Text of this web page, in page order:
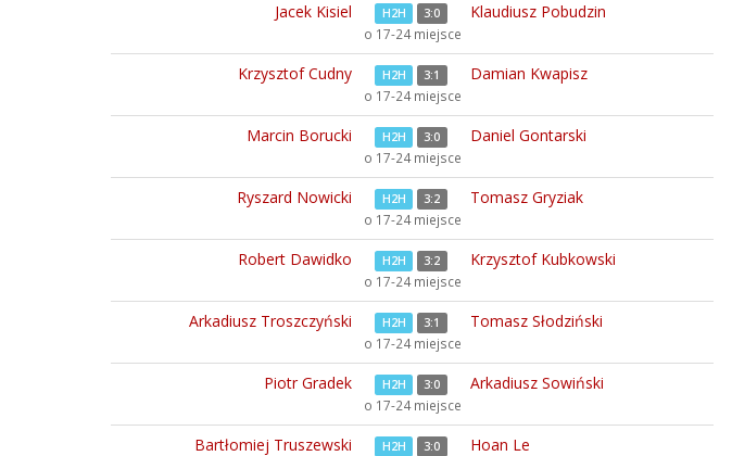
Jacek Kisiel H2H 3:0 Klaudiusz Pobudzin
o 17-24 miejsce
Krzysztof Cudny H2H 3:1 Damian Kwapisz
o 17-24 miejsce
Marcin Borucki H2H 3:0 Daniel Gontarski
o 17-24 miejsce
Ryszard Nowicki H2H 3:2 Tomasz Gryziak
o 17-24 miejsce
Robert Dawidko H2H 3:2 Krzysztof Kubkowski
o 17-24 miejsce
Arkadiusz Troszczyński H2H 3:1 Tomasz Słodziński
o 17-24 miejsce
Piotr Gradek H2H 3:0 Arkadiusz Sowiński
o 17-24 miejsce
Bartłomiej Truszewski H2H 3:0 Hoan Le